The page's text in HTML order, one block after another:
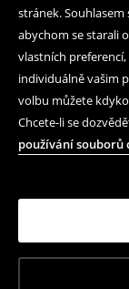
stránek.
abychom se starali
vlastních
individuálně vašim
volbu můžete
Chcete-li se
používání souborů